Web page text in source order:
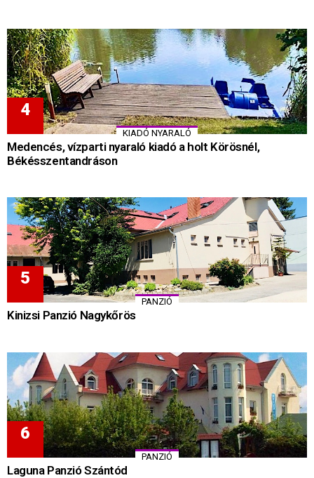
KIADÓ NYARALÓ
Medencés, vízparti nyaraló kiadó a holt Körösnél,
Békésszentandráson
PANZIÓ
Kinizsi Panzió Nagykőrös
PANZIÓ
Laguna Panzió Szántód